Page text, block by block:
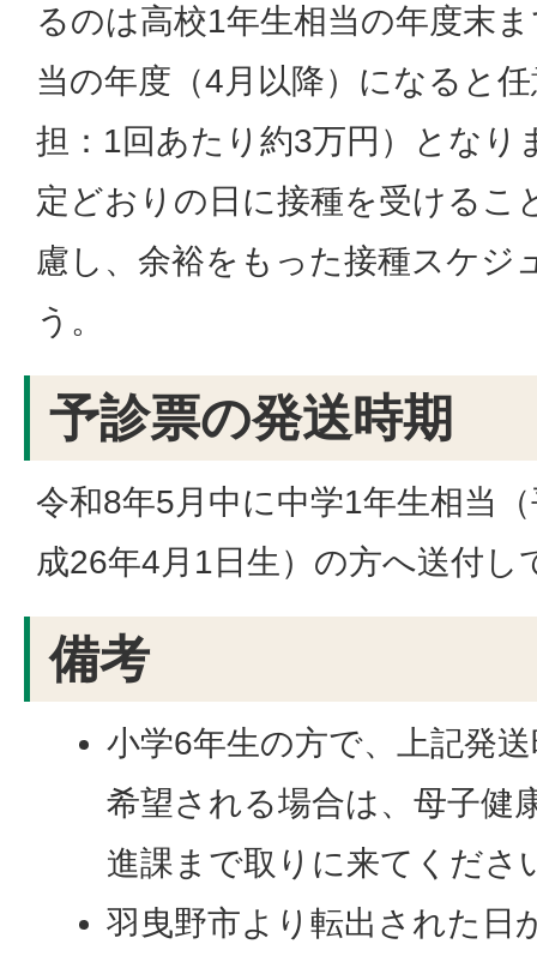
るのは高校1年生相当の年度末
当の年度（4月以降）になると
担：1回あたり約3万円）となり
定どおりの日に接種を受けるこ
慮し、余裕をもった接種スケジ
う。
予診票の発送時期
令和8年5月中に中学1年生相当
成26年4月1日生）の方へ送付し
備考
小学6年生の方で、上記発
希望される場合は、母子健
進課まで取りに来てくださ
羽曳野市より転出された日